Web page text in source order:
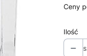
Ceny
Ilość